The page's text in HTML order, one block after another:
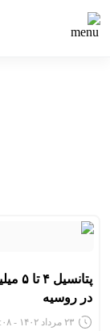
در روسیه
۲۳ مرداد ۱۴۰۲ - ۱۰:۰۸